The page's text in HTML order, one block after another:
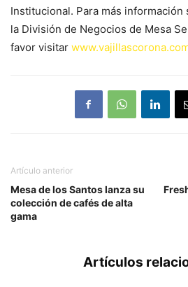
Institucional. Para más
la División de Negocios de Mesa
favor visitar
Artículo anterior
Mesa de los Santos lanza su
colección de cafés de alta
gama
Artículos